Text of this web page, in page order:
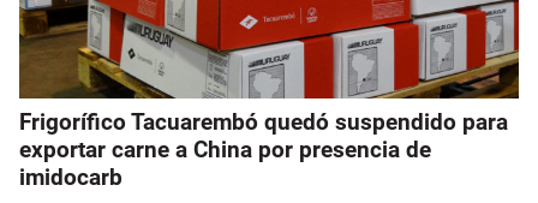
Frigorífico Tacuarembó quedó suspendido para
exportar carne a China por presencia de
imidocarb